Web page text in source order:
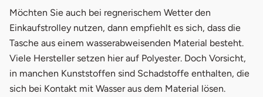
Möchten Sie auch bei regnerischem Wetter den
Einkaufstrolley nutzen, dann empfiehlt es sich, dass die
Tasche aus einem wasserabweisenden Material besteht.
Viele Hersteller setzen hier auf Polyester. Doch Vorsicht,
in manchen Kunststoffen sind Schadstoffe enthalten, die
sich bei Kontakt mit Wasser aus dem Material lösen.